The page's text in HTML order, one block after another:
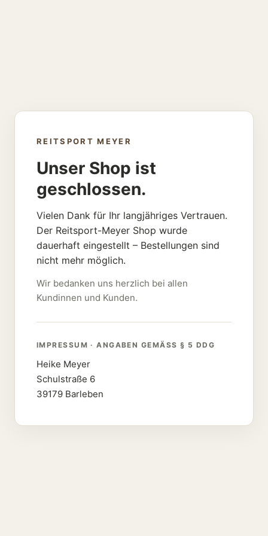
REITSPORT MEYER
Unser Shop ist
geschlossen.
Vielen Dank für Ihr langjähriges Vertrauen.
Der Reitsport-Meyer Shop wurde
dauerhaft eingestellt – Bestellungen sind
nicht mehr möglich.
Wir bedanken uns herzlich bei allen
Kundinnen und Kunden.
IMPRESSUM · ANGABEN GEMÄSS § 5 DDG
Heike Meyer
Schulstraße 6
39179 Barleben